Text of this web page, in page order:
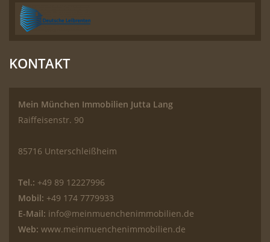
KONTAKT
Mein München Immobilien Jutta Lang
Raiffeisenstr. 90
85716 Unterschleißheim
Tel.: +49 89 12227996
Mobil: +49 174 7779933
E-Mail: info@meinmuenchenimmobilien.de
Web: www.meinmuenchenimmobilien.de